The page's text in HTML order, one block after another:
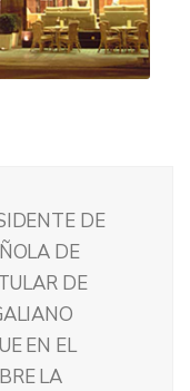
DE
DE
DE
EN EL
LA